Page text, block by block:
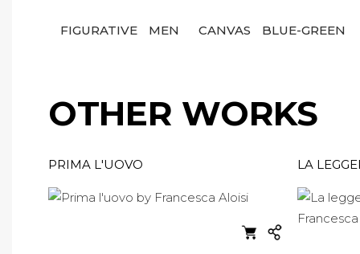
FIGURATIVE MEN CANVAS BLUE-GREEN
OTHER WORKS
PRIMA L'UOVO LA